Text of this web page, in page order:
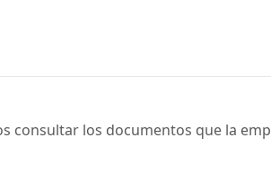
consultar los documentos que la